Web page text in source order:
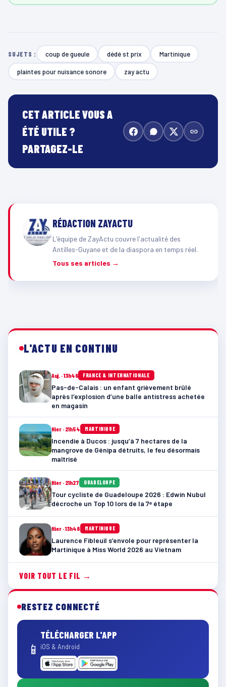
SUJETS : coup de gueule dédé st prix Martinique
plaintes pour nuisance sonore zay actu
CET ARTICLE VOUS A
ÉTÉ UTILE ?
PARTAGEZ-LE
RÉDACTION ZAYACTU
L'équipe de ZayActu couvre l'actualité des
Antilles-Guyane et de la diaspora en temps réel.
Tous ses articles →
L'ACTU EN CONTINU
Auj. · 13h46 FRANCE & INTERNATIONALE
Pas-de-Calais : un enfant grièvement brûlé
après l’explosion d’une balle antistress achetée
en magasin
Hier · 21h54 MARTINIQUE
Incendie à Ducos : jusqu’à 7 hectares de la
mangrove de Génipa détruits, le feu désormais
maîtrisé
Hier · 21h27 GUADELOUPE
Tour cycliste de Guadeloupe 2026 : Edwin Nubul
décroche un Top 10 lors de la 7ᵉ étape
Hier · 13h48 MARTINIQUE
Laurence Fibleuil s’envole pour représenter la
Martinique à Miss World 2026 au Vietnam
VOIR TOUT LE FIL →
RESTEZ CONNECTÉ
📱
TÉLÉCHARGER L'APP
iOS & Android